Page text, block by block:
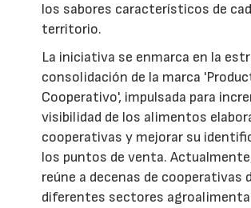
los sabores característicos de
territorio.
La iniciativa se enmarca en la
consolidación de la marca
Cooperativo', impulsada para
visibilidad de los alimentos
cooperativas y mejorar su
los puntos de venta.
reúne a decenas de cooperativas
diferentes sectores